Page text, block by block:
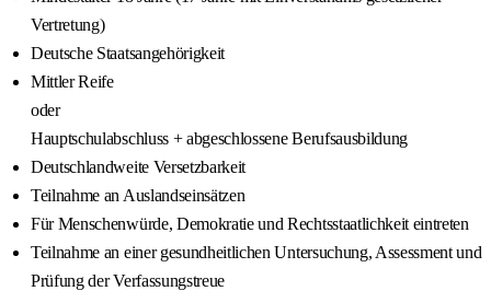
Vertretung)
Deutsche Staatsangehörigkeit
Mittler Reife
oder
Hauptschulabschluss + abgeschlossene Berufsausbildung
Deutschlandweite Versetzbarkeit
Teilnahme an Auslandseinsätzen
Für Menschenwürde, Demokratie und Rechtsstaatlichkeit eintreten
Teilnahme an einer gesundheitlichen Untersuchung, Assessment und
Prüfung der Verfassungstreue